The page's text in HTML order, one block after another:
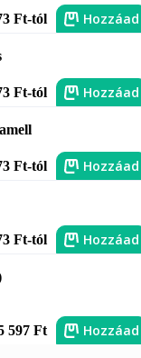
Ft-tól Hozzáad
Ft-tól Hozzáad
Ft-tól Hozzáad
Ft-tól Hozzáad
597 Ft Hozzáad